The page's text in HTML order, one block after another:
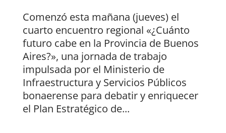
Comenzó esta mañana (jueves) el
cuarto encuentro regional «¿Cuánto
futuro cabe en la Provincia de Buenos
Aires?», una jornada de trabajo
impulsada por el Ministerio de
Infraestructura y Servicios Públicos
bonaerense para debatir y enriquecer
el Plan Estratégico de...